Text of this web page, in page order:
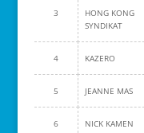
3
HONG KONG
SYNDIKAT
4 KAZERO
5 JEANNE MAS
6 NICK KAMEN